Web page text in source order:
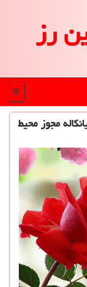
رز
منو
مجوز محیط